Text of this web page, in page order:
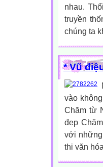
nhau.
truyền
chúng ta
* Vũ
vào
Chăm từ
đẹp
với
thi văn